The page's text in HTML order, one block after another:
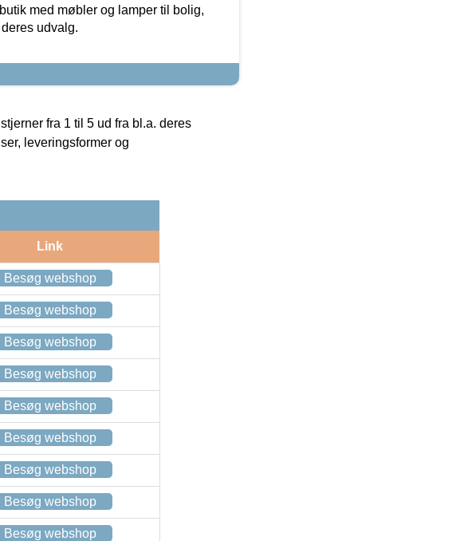
med møbler og lamper til bolig,
udvalg.
fra 1 til 5 ud fra bl.a. deres
leveringsformer og
Link
Besøg webshop
Besøg webshop
Besøg webshop
Besøg webshop
Besøg webshop
Besøg webshop
Besøg webshop
Besøg webshop
Besøg webshop